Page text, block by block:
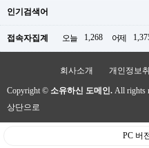
인기검색어
접속자집계 오늘 1,268 어제
회사소개 개인정보
Copyright © 소유하신 도메인. All rights
상단으로
PC 버